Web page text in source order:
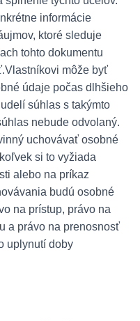
informácie
ktoré sleduje
tohto dokumentu
môže byť
údaje počas dlhšieho
súhlas s takýmto
nebude odvolaný.
uchovávať osobné
si to vyžiada
alebo na príkaz
budú osobné
na prístup, právo na
a právo na prenosnosť
uplynutí doby